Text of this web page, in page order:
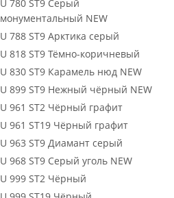
U 780 ST9 Серый
монументальный NEW
U 788 ST9 Арктика серый
U 818 ST9 Тёмно-коричневый
U 830 ST9 Карамель нюд NEW
U 899 ST9 Нежный чёрный NEW
U 961 ST2 Чёрный графит
U 961 ST19 Чёрный графит
U 963 ST9 Диамант серый
U 968 ST9 Серый уголь NEW
U 999 ST2 Чёрный